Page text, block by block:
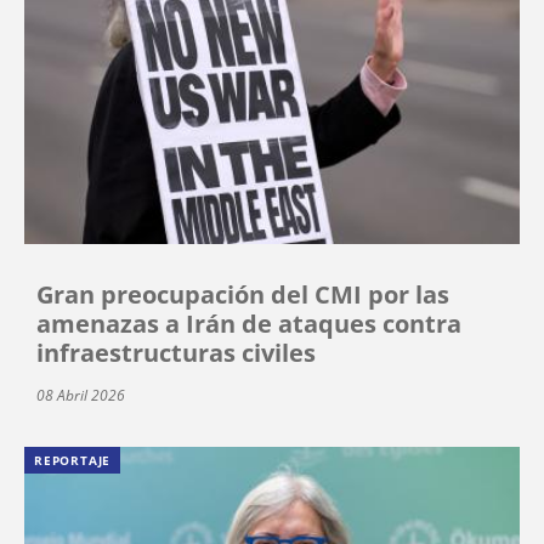
Gran preocupación del CMI por las
amenazas a Irán de ataques contra
infraestructuras civiles
08 Abril 2026
REPORTAJE